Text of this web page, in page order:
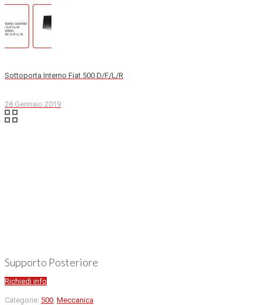
Sottoporta Interno Fiat 500 D/F/L/R
28 Gennaio 2019
Supporto Posteriore
Richiedi info
Categorie: 500 Meccanica